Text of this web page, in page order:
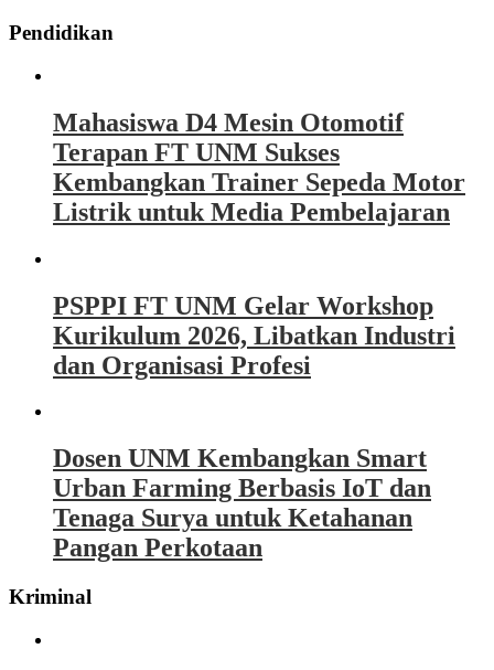
Pendidikan
Mahasiswa D4 Mesin Otomotif
Terapan FT UNM Sukses
Kembangkan Trainer Sepeda Motor
Listrik untuk Media Pembelajaran
PSPPI FT UNM Gelar Workshop
Kurikulum 2026, Libatkan Industri
dan Organisasi Profesi
Dosen UNM Kembangkan Smart
Urban Farming Berbasis IoT dan
Tenaga Surya untuk Ketahanan
Pangan Perkotaan
Kriminal